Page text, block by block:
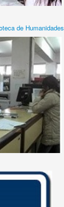
de Humanidades